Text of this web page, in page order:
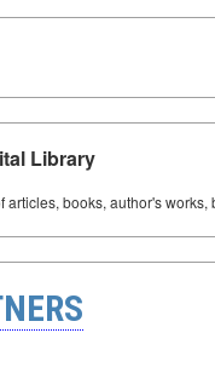
Library
articles, books, author's